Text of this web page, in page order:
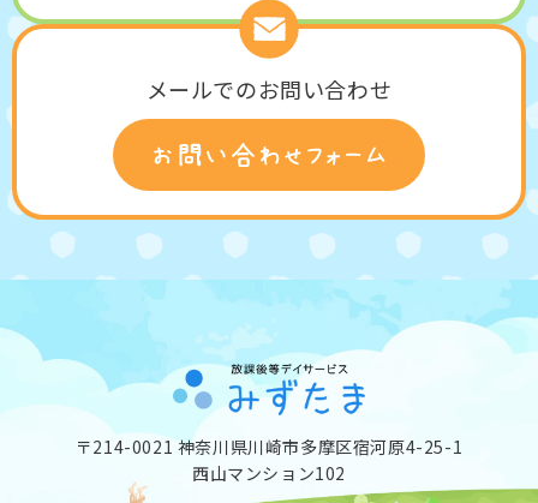
メールでのお問い合わせ
〒214-0021 神奈川県川崎市多摩区宿河原4-25-1
西山マンション102